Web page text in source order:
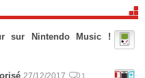
sur Nintendo Music !
27/12/2017 1